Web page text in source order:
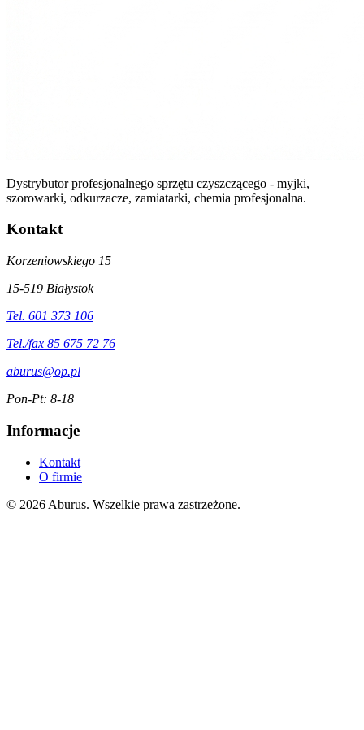
Dystrybutor profesjonalnego sprzętu czyszczącego - myjki,
szorowarki, odkurzacze, zamiatarki, chemia profesjonalna.
Kontakt
Korzeniowskiego 15
15-519 Białystok
Tel. 601 373 106
Tel./fax 85 675 72 76
aburus@op.pl
Pon-Pt: 8-18
Informacje
Kontakt
O firmie
© 2026 Aburus. Wszelkie prawa zastrzeżone.